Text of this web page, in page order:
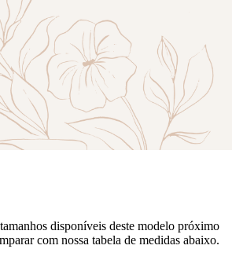
disponíveis deste modelo próximo
com nossa tabela de medidas abaixo.